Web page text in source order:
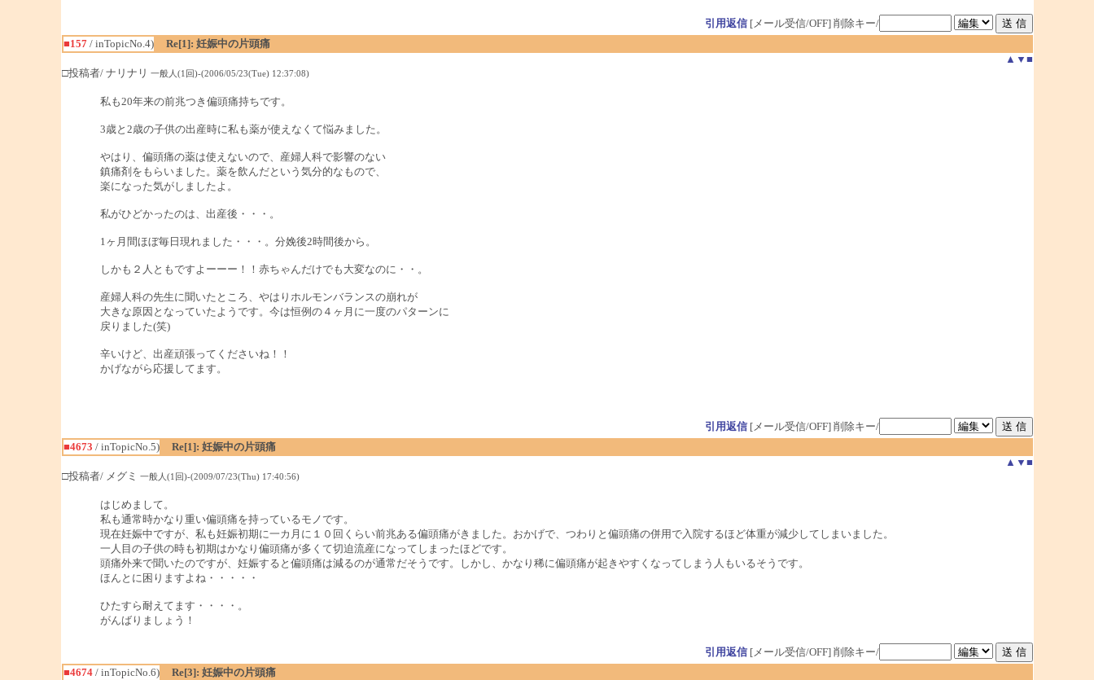
引用返信[メール受信/OFF] 削除キー/
■157/ inTopicNo.4)
Re[1]: 妊娠中の片頭痛
▲ ▼ ■
□投稿者/ ナリナリ 一般人(1回)-(2006/05/23(Tue) 12:37:08)
私も20年来の前兆つき偏頭痛持ちです。
3歳と2歳の子供の出産時に私も薬が使えなくて悩みました。
やはり、偏頭痛の薬は使えないので、産婦人科で影響のない
鎮痛剤をもらいました。薬を飲んだという気分的なもので、
楽になった気がしましたよ。
私がひどかったのは、出産後・・・。
1ヶ月間ほぼ毎日現れました・・・。分娩後2時間後から。
しかも２人ともですよーーー！！赤ちゃんだけでも大変なのに・・。
産婦人科の先生に聞いたところ、やはりホルモンバランスの崩れが
大きな原因となっていたようです。今は恒例の４ヶ月に一度のパターンに
戻りました(笑)
辛いけど、出産頑張ってくださいね！！
かげながら応援してます。
引用返信[メール受信/OFF] 削除キー/
■4673 / inTopicNo.5)
Re[1]: 妊娠中の片頭痛
▲ ▼ ■
□投稿者/ メグミ 一般人(1回)-(2009/07/23(Thu) 17:40:56)
はじめまして。
私も通常時かなり重い偏頭痛を持っているモノです。
現在妊娠中ですが、私も妊娠初期に一カ月に１０回くらい前兆ある偏頭痛がきました。おかげで、つわりと偏頭痛の併用で入院するほど体重が減少してしまいました。
一人目の子供の時も初期はかなり偏頭痛が多くて切迫流産になってしまったほどです。
頭痛外来で聞いたのですが、妊娠すると偏頭痛は減るのが通常だそうです。しかし、かなり稀に偏頭痛が起きやすくなってしまう人もいるそうです。
ほんとに困りますよね・・・・・
ひたすら耐えてます・・・・。
がんばりましょう！
引用返信[メール受信/OFF] 削除キー/
■4674/ inTopicNo.6)
Re[3]: 妊娠中の片頭痛